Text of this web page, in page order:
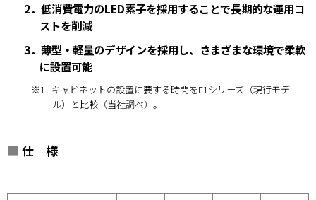
2．低消費電力のLED素子を採用することで長期的な運用コ
ストを削減
3．薄型・軽量のデザインを採用し、さまざまな環境で柔軟
に設置可能
※1 キャビネットの設置に要する時間をE1シリーズ（現行モデ
ル）と比較（当社調べ）。
■ 仕 様